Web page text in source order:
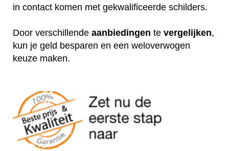
in contact komen met gekwalificeerde schilders.
Door verschillende aanbiedingen te vergelijken,
kun je geld besparen en een weloverwogen
keuze maken.